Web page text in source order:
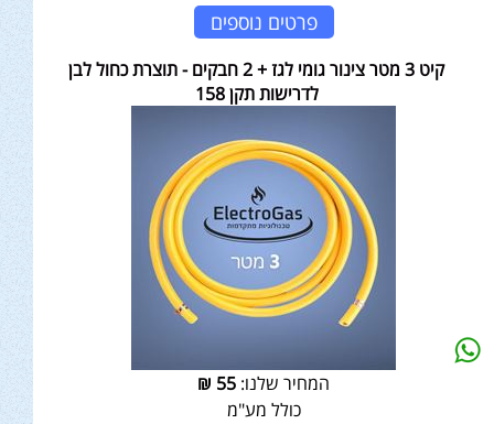
פרטים נוספים
קיט 3 מטר צינור גומי לגז + 2 חבקים - תוצרת כחול לבן
לדרישות תקן 158
המחיר שלנו: 55
₪
כולל מע"מ